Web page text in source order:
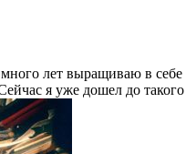
лет выращиваю в
я уже дошел до